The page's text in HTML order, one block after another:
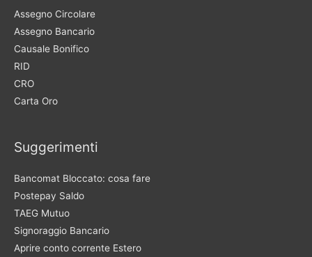
Assegno Circolare
Assegno Bancario
Causale Bonifico
RID
CRO
Carta Oro
Suggerimenti
Bancomat Bloccato: cosa fare
Postepay Saldo
TAEG Mutuo
Signoraggio Bancario
Aprire conto corrente Estero